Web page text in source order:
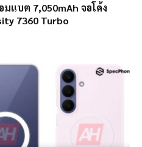
มแบต 7,050mAh จอโค้ง
7360 Turbo